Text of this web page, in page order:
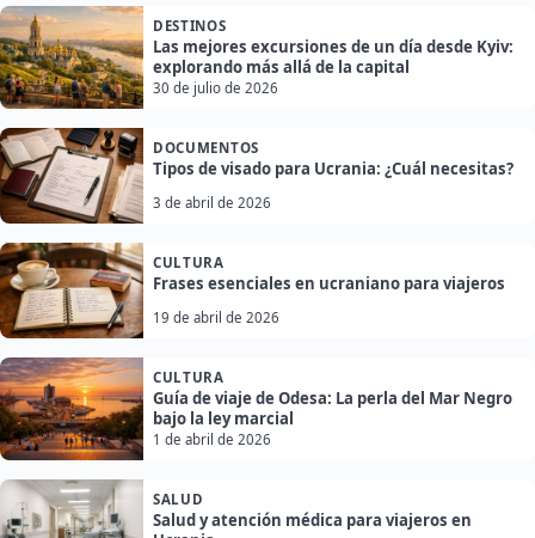
DESTINOS
Las mejores excursiones de un día desde Kyiv:
explorando más allá de la capital
30 de julio de 2026
DOCUMENTOS
Tipos de visado para Ucrania: ¿Cuál necesitas?
3 de abril de 2026
CULTURA
Frases esenciales en ucraniano para viajeros
19 de abril de 2026
CULTURA
Guía de viaje de Odesa: La perla del Mar Negro
bajo la ley marcial
1 de abril de 2026
SALUD
Salud y atención médica para viajeros en